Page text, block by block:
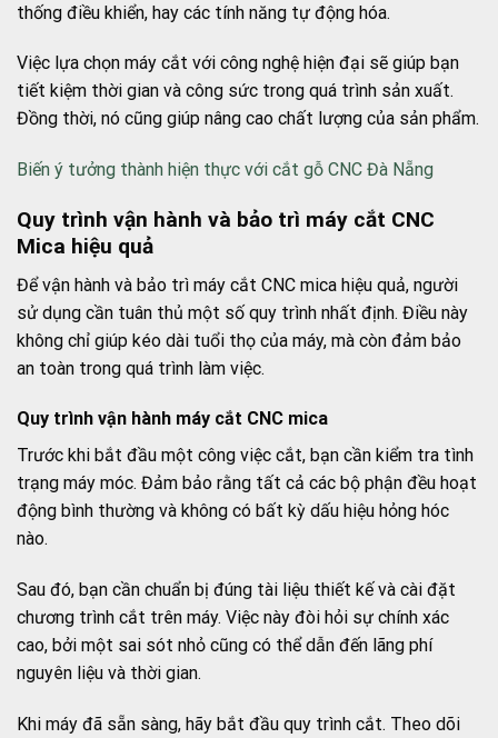
thống điều khiển, hay các tính năng tự động hóa.
Việc lựa chọn máy cắt với công nghệ hiện đại sẽ giúp bạn
tiết kiệm thời gian và công sức trong quá trình sản xuất.
Đồng thời, nó cũng giúp nâng cao chất lượng của sản phẩm.
Biến ý tưởng thành hiện thực với cắt gỗ CNC Đà Nẵng
Quy trình vận hành và bảo trì máy cắt CNC
Mica hiệu quả
Để vận hành và bảo trì máy cắt CNC mica hiệu quả, người
sử dụng cần tuân thủ một số quy trình nhất định. Điều này
không chỉ giúp kéo dài tuổi thọ của máy, mà còn đảm bảo
an toàn trong quá trình làm việc.
Quy trình vận hành máy cắt CNC mica
Trước khi bắt đầu một công việc cắt, bạn cần kiểm tra tình
trạng máy móc. Đảm bảo rằng tất cả các bộ phận đều hoạt
động bình thường và không có bất kỳ dấu hiệu hỏng hóc
nào.
Sau đó, bạn cần chuẩn bị đúng tài liệu thiết kế và cài đặt
chương trình cắt trên máy. Việc này đòi hỏi sự chính xác
cao, bởi một sai sót nhỏ cũng có thể dẫn đến lãng phí
nguyên liệu và thời gian.
Khi máy đã sẵn sàng, hãy bắt đầu quy trình cắt. Theo dõi